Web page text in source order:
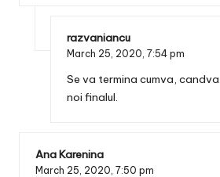
razvaniancu
March 25, 2020, 7:54 pm
Se va termina cumva,
noi finalul.
Ana Karenina
March 25, 2020, 7:50 pm